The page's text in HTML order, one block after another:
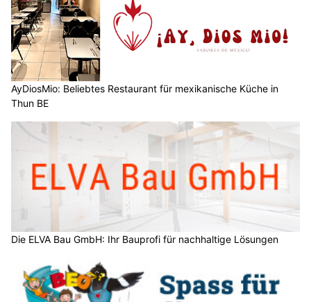
AyDiosMio: Beliebtes Restaurant für mexikanische Küche in
Thun BE
Die ELVA Bau GmbH: Ihr Bauprofi für nachhaltige Lösungen